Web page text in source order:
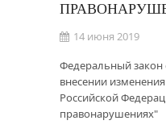
14 июня 2019
Федеральный закон
внесении
Российской
правонарушениях"